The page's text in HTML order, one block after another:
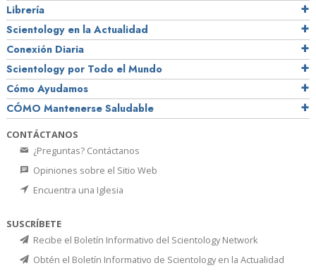
Librería
Scientology en la Actualidad
Conexión Diaria
Scientology por Todo el Mundo
Cómo Ayudamos
CÓMO Mantenerse Saludable
CONTÁCTANOS
¿Preguntas? Contáctanos
Opiniones sobre el Sitio Web
Encuentra una Iglesia
SUSCRÍBETE
Recibe el Boletín Informativo del Scientology Network
Obtén el Boletín Informativo de Scientology en la Actualidad